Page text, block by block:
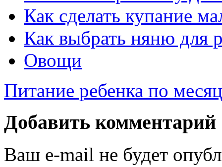
Как сделать купание
Как выбрать няню для
Овощи
Питание ребенка по
Добавить комментарий
Ваш e-mail не будет